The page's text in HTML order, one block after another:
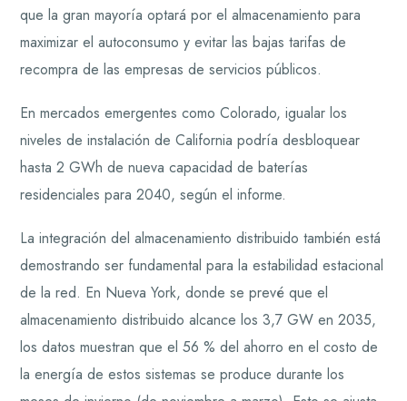
que la gran mayoría optará por el almacenamiento para
maximizar el autoconsumo y evitar las bajas tarifas de
recompra de las empresas de servicios públicos.
En mercados emergentes como Colorado, igualar los
niveles de instalación de California podría desbloquear
hasta 2 GWh de nueva capacidad de baterías
residenciales para 2040, según el informe.
La integración del almacenamiento distribuido también está
demostrando ser fundamental para la estabilidad estacional
de la red. En Nueva York, donde se prevé que el
almacenamiento distribuido alcance los 3,7 GW en 2035,
los datos muestran que el 56 % del ahorro en el costo de
la energía de estos sistemas se produce durante los